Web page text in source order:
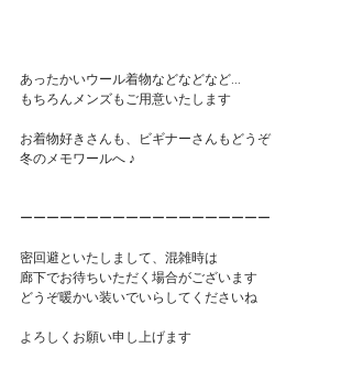
あったかいウール着物などなどなど...
もちろんメンズもご用意いたします
お着物好きさんも、ビギナーさんもどうぞ
冬のメモワールへ ♪
ーーーーーーーーーーーーーーーーーーー
密回避といたしまして、混雑時は
廊下でお待ちいただく場合がございます
どうぞ暖かい装いでいらしてくださいね
よろしくお願い申し上げます